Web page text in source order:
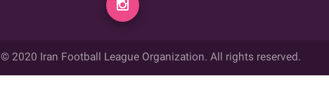
2020 Iran Football League Organization. All rights reserved.